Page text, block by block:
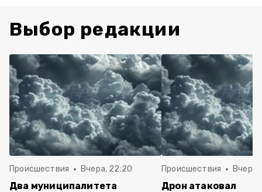
Выбор редакции
Происшествия Вчера, 22:20
Два муниципалитета
Происшествия Вчера,
Дрон атаковал